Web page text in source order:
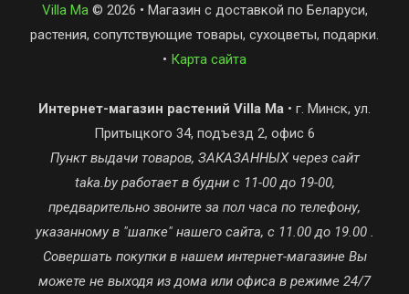
Villa Ma © 2026 • Магазин с доставкой по Беларуси,
растения, сопутствующие товары, сухоцветы, подарки.
• Карта сайта
Интернет-магазин растений Villa Ma • г. Минск, ул.
Притыцкого 34, подъезд 2, офис 6
Пункт выдачи товаров, ЗАКАЗАННЫХ через сайт
taka.by работает в будни с 11-00 до 19-00,
предварительно звоните за пол часа по телефону,
указанному в "шапке" нашего сайта, с 11.00 до 19.00 .
Совершать покупки в нашем интернет-магазине Вы
можете не выходя из дома или офиса в режиме 24/7